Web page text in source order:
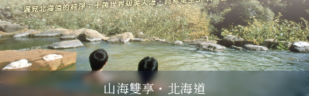
父親節．限時特別企劃
一人旅行Solo Travel山海雙享・北海道